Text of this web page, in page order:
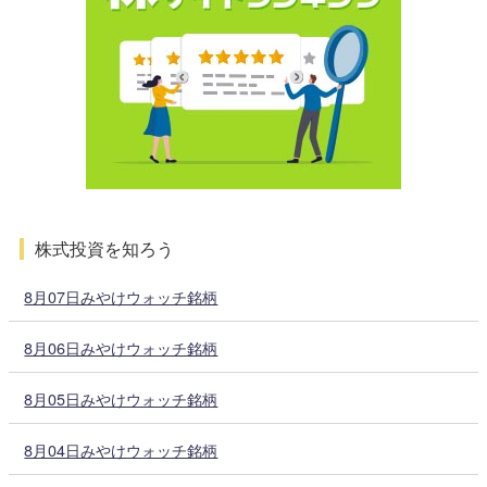
株式投資を知ろう
8月07日みやけウォッチ銘柄
8月06日みやけウォッチ銘柄
8月05日みやけウォッチ銘柄
8月04日みやけウォッチ銘柄